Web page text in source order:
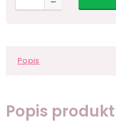
Popis
Popis